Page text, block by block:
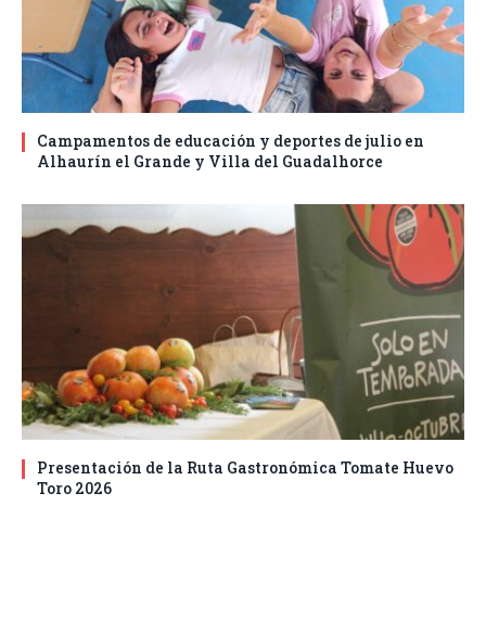
Campamentos de educación y deportes de julio en
Alhaurín el Grande y Villa del Guadalhorce
Presentación de la Ruta Gastronómica Tomate Huevo
Toro 2026